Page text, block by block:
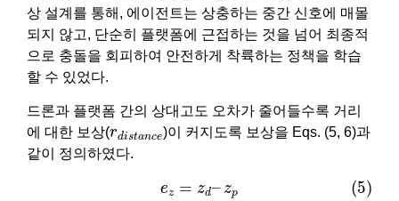
상 설계를 통해, 에이전트는 상충하는 중간 신호에 매몰
되지 않고, 단순히 플랫폼에 근접하는 것을 넘어 최종적
으로 충돌을 회피하여 안전하게 착륙하는 정책을 학습
할 수 있었다.
드론과 플랫폼 간의 상대고도 오차가 줄어들수록 거리
에 대한 보상(rdistance
rdi s ce
)이 커지도록 보상을 Eqs. (5, 6)과
같이 정의하였다.
ez = zd–zp (5)